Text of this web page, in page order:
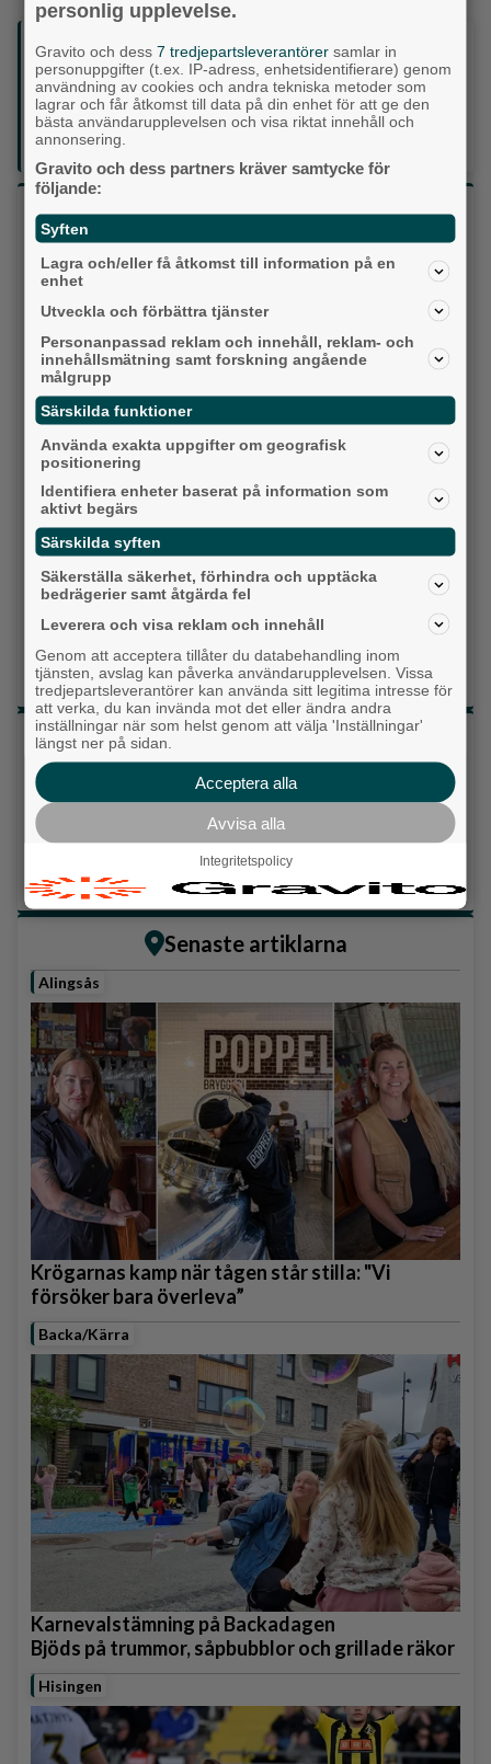
Följ oss på sociala medier:
Din enda lokaltidning som kommer på papper och är helt
GRATIS!
Lokalpressen, på webben, i brevlådan och sociala medier.
Vilket parti skulle du rösta på om det var val
idag?
Moderaterna
Vänsterpartiet
Sverigedemokraterna
Miljöpartiet
Kristdemokraterna
Centerpartiet
Liberalerna
Vet ej
Topp tre denna veckan
Fastighetsägarna vill ha ny hyresmodell –
Hyresgästföreningen kritiska
Då börjar tågen rulla igen: ”Vi ligger bra i fas”
Ny pastor i Equmeniakyrkan Långared
Senaste artiklarna
Alingsås
Krögarnas kamp när tågen står stilla: "Vi
försöker bara överleva”
Backa/Kärra
Karnevalstämning på Backadagen
Bjöds på trummor, såpbubblor och grillade räkor
Hisingen
personlig upplevelse.
Gravito och dess7 tredjepartsleverantörer samlar in
personuppgifter (t.ex. IP-adress, enhetsidentifierare) genom
användning av cookies och andra tekniska metoder som
lagrar och får åtkomst till data på din enhet för att ge den
bästa användarupplevelsen och visa riktat innehåll och
annonsering.
Gravito och dess partners kräver samtycke för
följande:
Syften
Lagra och/eller få åtkomst till information på en
enhet
Utveckla och förbättra tjänster
Personanpassad reklam och innehåll, reklam- och
innehållsmätning samt forskning angående
målgrupp
Särskilda funktioner
Använda exakta uppgifter om geografisk
positionering
Identifiera enheter baserat på information som
aktivt begärs
Särskilda syften
Säkerställa säkerhet, förhindra och upptäcka
bedrägerier samt åtgärda fel
Leverera och visa reklam och innehåll
Genom att acceptera tillåter du databehandling inom
tjänsten, avslag kan påverka användarupplevelsen. Vissa
tredjepartsleverantörer kan använda sitt legitima intresse för
att verka, du kan invända mot det eller ändra andra
inställningar när som helst genom att välja 'Inställningar'
längst ner på sidan.
Acceptera alla
Avvisa alla
Integritetspolicy